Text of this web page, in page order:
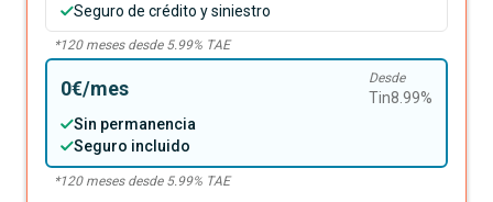
Seguro de crédito y siniestro
*120meses desde 5.99% TAE
0€/mes Desde
Tin8.99%
Sin permanencia
Seguro incluido
*120meses desde 5.99% TAE